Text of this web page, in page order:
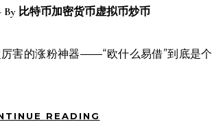
By 比特币加密货币虚拟币炒币
READING